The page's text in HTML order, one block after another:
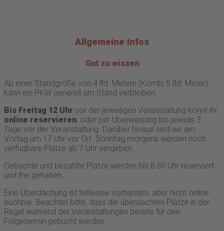
Allgemeine Infos
Gut zu wissen
Ab einer Standgröße von 4 lfd. Metern (Kombi 5 lfd. Meter)
kann ein PKW generell am Stand verbleiben.
Bis Freitag 12 Uhr vor der jeweiligen Veranstaltung könnt ihr
online reservieren, oder per Überweisung bis jeweils 3
Tage vor der Veranstaltung. Darüber hinaus sind wir am
Vortag um 17 Uhr vor Ort. Sonntag morgens werden noch
verfügbare Plätze ab 7 Uhr vergeben.
Gebuchte und bezahlte Plätze werden bis 8:30 Uhr reserviert
und frei gehalten.
Eine Überdachung ist teilweise vorhanden, aber nicht online
buchbar. Beachtet bitte, dass die überdachten Plätze in der
Regel während der Veranstaltungen bereits für den
Folgetermin gebucht werden.